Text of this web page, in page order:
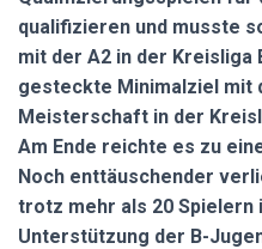
qualifizieren und musste
mit der A2 in der Kreisliga
gesteckte Minimalziel mit
Meisterschaft in der
Am Ende reichte es zu
Noch enttäuschender
trotz mehr als 20 Spielern
Unterstützung der B-